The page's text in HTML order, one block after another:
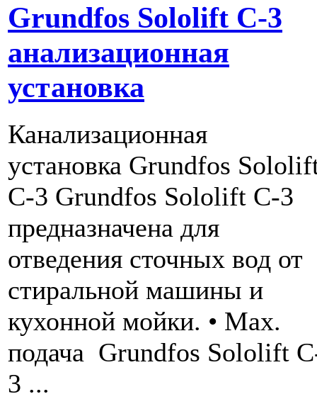
Grundfos Sololift C-3
анализационная
установка
Канализационная
установка Grundfos
C-3 Grundfos Sololift C-3
предназначена для
отведения сточных вод от
стиральной машины и
кухонной мойки. • Мах.
подача Grundfos Sololift
3 ...